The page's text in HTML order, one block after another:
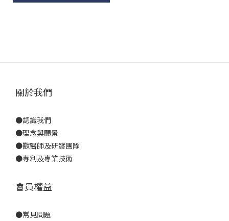
關於我們
●認識我們
●理念與願景
●獸醫師及研發團隊
●專利及專業技術
會員權益
●常見問題